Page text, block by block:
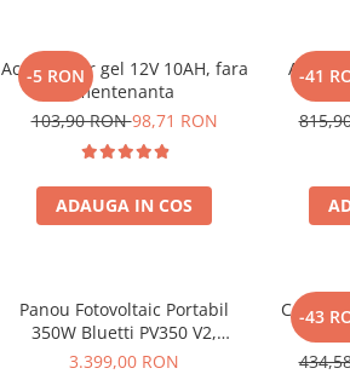
-5 RON
Acumulator gel 12V 10AH, fara
mentenanta
103,90 RON98,71 RON
ADAUGA IN COS
-41
Panou Fotovoltaic Portabil
350W Bluetti PV350 V2,
Monocristalin, MC4, ETFE,
3.399,00 RON
-43
12V/